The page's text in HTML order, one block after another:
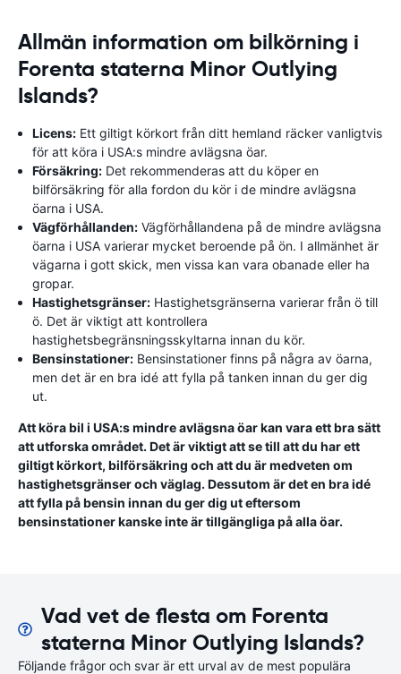
Allmän information om bilkörning i
Forenta staterna Minor Outlying
Islands?
Licens: Ett giltigt körkort från ditt hemland räcker vanligtvis
för att köra i USA:s mindre avlägsna öar.
Försäkring: Det rekommenderas att du köper en
bilförsäkring för alla fordon du kör i de mindre avlägsna
öarna i USA.
Vägförhållanden: Vägförhållandena på de mindre avlägsna
öarna i USA varierar mycket beroende på ön. I allmänhet är
vägarna i gott skick, men vissa kan vara obanade eller ha
gropar.
Hastighetsgränser: Hastighetsgränserna varierar från ö till
ö. Det är viktigt att kontrollera
hastighetsbegränsningsskyltarna innan du kör.
Bensinstationer: Bensinstationer finns på några av öarna,
men det är en bra idé att fylla på tanken innan du ger dig
ut.
Att köra bil i USA:s mindre avlägsna öar kan vara ett bra sätt
att utforska området. Det är viktigt att se till att du har ett
giltigt körkort, bilförsäkring och att du är medveten om
hastighetsgränser och väglag. Dessutom är det en bra idé
att fylla på bensin innan du ger dig ut eftersom
bensinstationer kanske inte är tillgängliga på alla öar.
Vad vet de flesta om Forenta
staterna Minor Outlying Islands?
Följande frågor och svar är ett urval av de mest populära